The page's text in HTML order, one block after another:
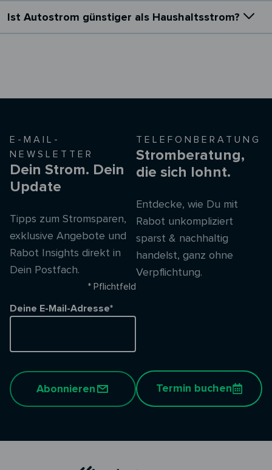
Ist Autostrom günstiger als Haushaltsstrom?
E-MAIL-
NEWSLETTER
Dein Strom. Dein
Update
Tipps zum Stromsparen,
exklusive Angebote und
Rabot Insights direkt in
Dein Postfach.
* Pflichtfeld
Deine E-Mail-Adresse*
Abonnieren
TELEFONBERATUNG
Stromberatung,
die sich lohnt.
Entdecke, wie Du mit
Rabot unkompliziert
sparst & nachhaltig
handelst, ganz ohne
Verpflichtung.
Termin buchen